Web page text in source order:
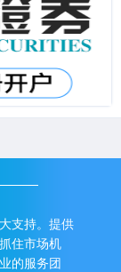
支持。提供
住市场机
的服务团